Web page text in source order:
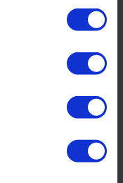
en nog veel